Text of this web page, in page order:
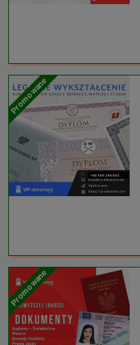
Promowane
Promowane